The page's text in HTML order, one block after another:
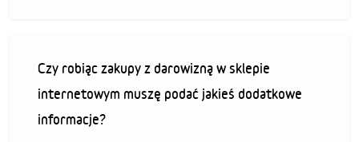
Czy robiąc zakupy z darowizną w sklepie
internetowym muszę podać jakieś dodatkowe
informacje?